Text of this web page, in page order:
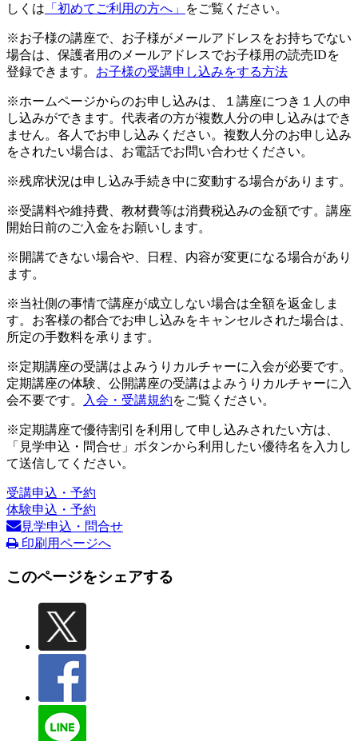
しくは 「初めてご利用の方へ」 をご覧ください。
※お子様の講座で、お子様がメールアドレスをお持ちでない
場合は、保護者用のメールアドレスでお子様用の読売IDを
登録できます。 お子様の受講申し込みをする方法
※ホームページからのお申し込みは、１講座につき１人の申
し込みができます。代表者の方が複数人分の申し込みはでき
ません。各人でお申し込みください。複数人分のお申し込み
をされたい場合は、お電話でお問い合わせください。
※残席状況は申し込み手続き中に変動する場合があります。
※受講料や維持費、教材費等は消費税込みの金額です。講座
開始日前のご入金をお願いします。
※開講できない場合や、日程、内容が変更になる場合があり
ます。
※当社側の事情で講座が成立しない場合は全額を返金しま
す。お客様の都合でお申し込みをキャンセルされた場合は、
所定の手数料を承ります。
※定期講座の受講はよみうりカルチャーに入会が必要です。
定期講座の体験、公開講座の受講はよみうりカルチャーに入
会不要です。
入会・受講規約をご覧ください。
※定期講座で優待割引を利用して申し込みされたい方は、
「見学申込・問合せ」ボタンから利用したい優待名を入力し
て送信してください。
受講申込・予約
体験申込・予約
見学申込・問合せ
印刷用ページへ
このページをシェアする